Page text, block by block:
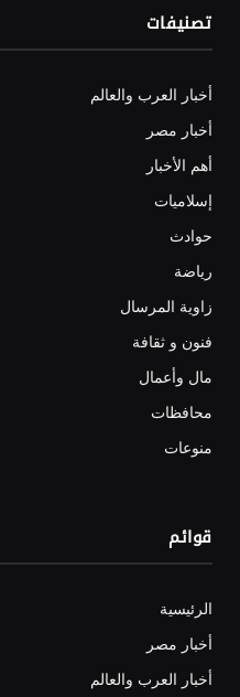
تصنيفات
أخبار العرب والعالم
أخبار مصر
أهم الأخبار
إسلاميات
حوادث
رياضة
زاوية المرسال
فنون و ثقافة
مال وأعمال
محافظات
منوعات
قوائم
الرئيسية
أخبار مصر
أخبار العرب والعالم